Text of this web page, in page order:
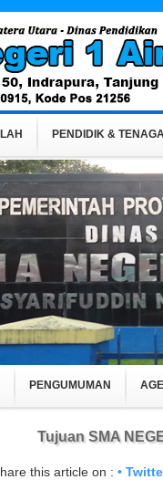
PENDIDIK &
PENGUMUMAN
Tujuan SMA
this article on : •